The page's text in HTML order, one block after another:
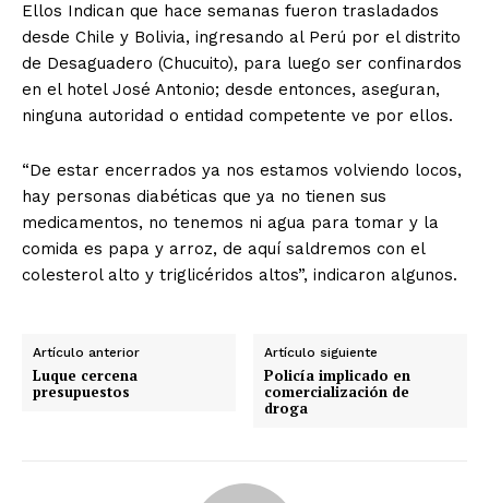
Ellos Indican que hace semanas fueron trasladados
desde Chile y Bolivia, ingresando al Perú por el distrito
de Desaguadero (Chucuito), para luego ser confinardos
en el hotel José Antonio; desde entonces, aseguran,
ninguna autoridad o entidad competente ve por ellos.
“De estar encerrados ya nos estamos volviendo locos,
hay personas diabéticas que ya no tienen sus
medicamentos, no tenemos ni agua para tomar y la
comida es papa y arroz, de aquí saldremos con el
colesterol alto y triglicéridos altos”, indicaron algunos.
Artículo anterior
Luque cercena
presupuestos
Artículo siguiente
Policía implicado en
comercialización de
droga